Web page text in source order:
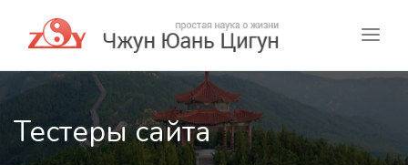
Тестеры сайта